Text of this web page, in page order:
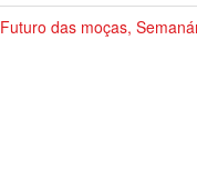
Futuro das moças,